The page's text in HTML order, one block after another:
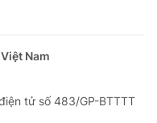
Nam
tử số 483/GP-BTTTT